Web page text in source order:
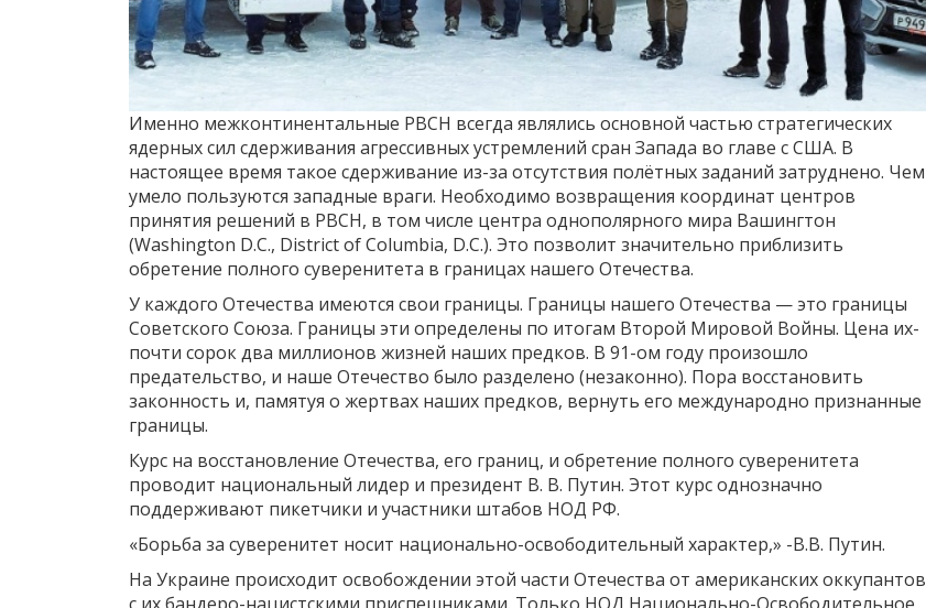
Именно межконтинентальные РВСН всегда являлись основной частью стратегических
ядерных сил сдерживания агрессивных устремлений сран Запада во главе с США. В
настоящее время такое сдерживание из-за отсутствия полётных заданий затруднено. Чем
умело пользуются западные враги. Необходимо возвращения координат центров
принятия решений в РВСН, в том числе центра однополярного мира Вашингтон
(Washington D.C., District of Columbia, D.C.). Это позволит значительно приблизить
обретение полного суверенитета в границах нашего Отечества.
У каждого Отечества имеются свои границы. Границы нашего Отечества — это границы
Советского Союза. Границы эти определены по итогам Второй Мировой Войны. Цена их-
почти сорок два миллионов жизней наших предков. В 91-ом году произошло
предательство, и наше Отечество было разделено (незаконно). Пора восстановить
законность и, памятуя о жертвах наших предков, вернуть его международно признанные
границы.
Курс на восстановление Отечества, его границ, и обретение полного суверенитета
проводит национальный лидер и президент В. В. Путин. Этот курс однозначно
поддерживают пикетчики и участники штабов НОД РФ.
«Борьба за суверенитет носит национально-освободительный характер,» -В.В. Путин.
На Украине происходит освобождении этой части Отечества от американских оккупантов